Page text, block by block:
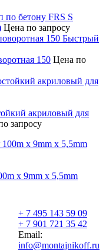
бетону FRS S
Цена по запросу
Быстрый
150 Цена по
акриловый для
запросу
x 9mm x 5,5mm
+ 7 495 143 59 09
+ 7 901 721 35 42
Email:
info@montajnikoff.ru